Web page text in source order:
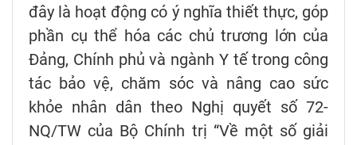
đây là hoạt động có ý nghĩa thiết thực, góp
phần cụ thể hóa các chủ trương lớn của
Đảng, Chính phủ và ngành Y tế trong công
tác bảo vệ, chăm sóc và nâng cao sức
khỏe nhân dân theo Nghị quyết số 72-
NQ/TW của Bộ Chính trị “Về một số giải